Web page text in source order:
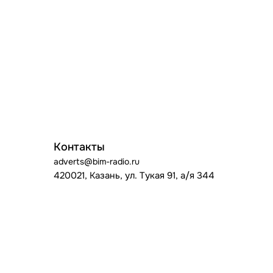
Контакты
adverts@bim-radio.ru
420021, Казань, ул. Тукая 91, а/я 344